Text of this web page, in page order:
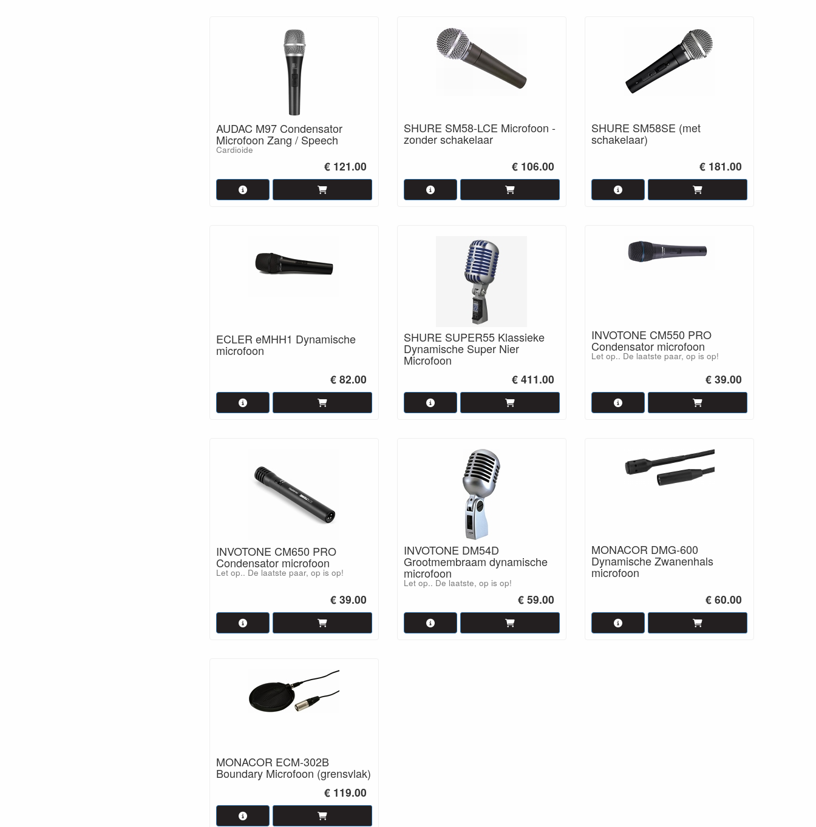
AUDAC M97 Condensator
Microfoon Zang / Speech
Cardioide
€ 121.00
SHURE SM58-LCE Microfoon -
zonder schakelaar
€ 106.00
SHURE SM58SE (met
schakelaar)
€ 181.00
ECLER eMHH1 Dynamische
microfoon
€ 82.00
SHURE SUPER55 Klassieke
Dynamische Super Nier
Microfoon
€ 411.00
INVOTONE CM550 PRO
Condensator microfoon
Let op.. De laatste paar, op is op!
€ 39.00
INVOTONE CM650 PRO
Condensator microfoon
Let op.. De laatste paar, op is op!
€ 39.00
INVOTONE DM54D
Grootmembraam dynamische
microfoon
Let op.. De laatste, op is op!
€ 59.00
MONACOR DMG-600
Dynamische Zwanenhals
microfoon
€ 60.00
MONACOR ECM-302B
Boundary Microfoon (grensvlak)
€ 119.00